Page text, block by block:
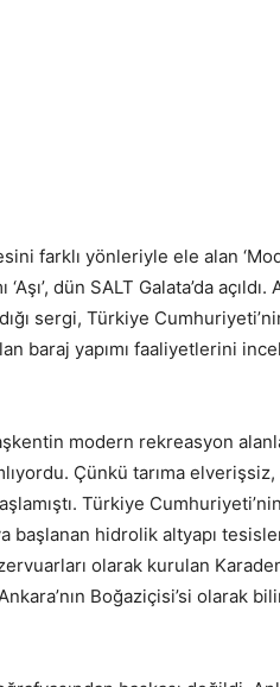
farklı yönleriyle ele alan
dün SALT Galata’da açıldı.
sergi, Türkiye
baraj yapımı faaliyetlerini
modern rekreasyon
Çünkü tarıma
Türkiye Cumhuriyeti’nin
başlanan hidrolik altyapı
olarak kurulan
Boğaziçisi’si olarak